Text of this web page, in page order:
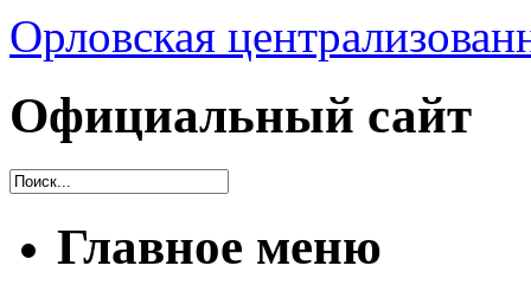
Орловская
Официальный сайт
Главное меню